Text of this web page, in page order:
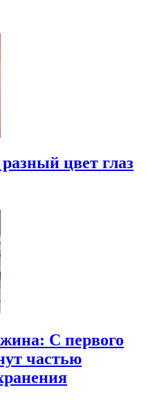
цвет глаз
С первого
частью